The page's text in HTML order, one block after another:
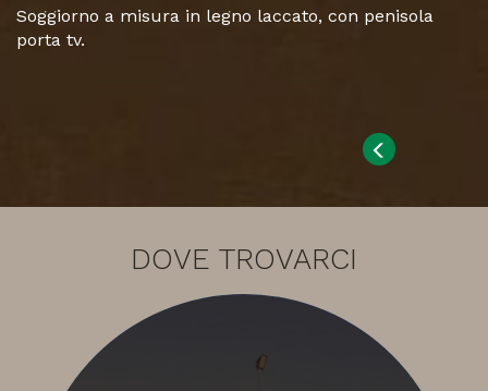
Soggiorno a misura in legno laccato, con penisola
porta tv.
DOVE TROVARCI